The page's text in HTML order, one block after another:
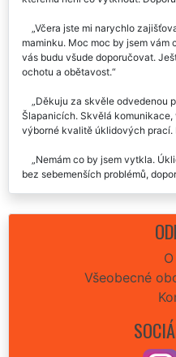
Včera jste mi narychlo
maminku. Moc moc by jsem
vás budu všude doporučovat.
ochotu a obětavost.
Děkuju za skvěle odvedenou
Šlapanicích. Skvělá
výborné kvalitě úklidových prací.
Nemám co by jsem vytkla.
bez sebemenších problémů,
objednání úklidu jsem měla již
včetně umytých oken. Budu
Před svátky jsem potřebovala
základě doporučení jsem si v
uklízení. Byla jsem velmi, ale
Všeobecné